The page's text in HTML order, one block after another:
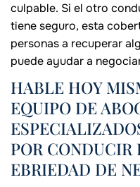
culpable. Si el otro
tiene seguro, esta
personas a recuperar
puede ayudar a
HABLE HOY
EQUIPO DE
POR CONDUCIR
EBRIEDAD DE